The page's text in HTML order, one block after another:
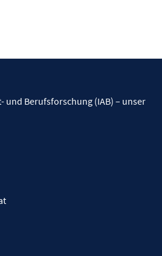
Berufsforschung (IAB) – unser